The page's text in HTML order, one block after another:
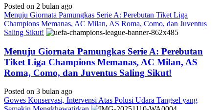
Posted on 2 bulan ago
Menuju Giornata Pamungkas Serie A: Perebutan Tiket Liga
Champions Memanas, AC Milan, AS Roma, Como, dan Juventus
Saling Sikut!
Menuju Giornata Pamungkas Serie A: Perebutan
Tiket Liga Champions Memanas, AC Milan, AS
Roma, Como, dan Juventus Saling Sikut!
Posted on 3 bulan ago
Gowes Konservasi, Intervensi Atas Polusi Udara Tangsel yang